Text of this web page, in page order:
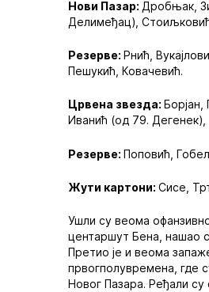
Нови Пазар: Дробњак,
Делимеђац), Стоиљковић
Резерве:Рнић,
Пешукић, Ковачевић.
Црвена звезда:Борјан,
Иванић (од 79.
Резерве:Поповић,
Жути картони:Сисе,
Ушли су веома
центаршут Бена, нашао
Претио је и веома
првогполувремена, где
Новог Пазара. Ређали су